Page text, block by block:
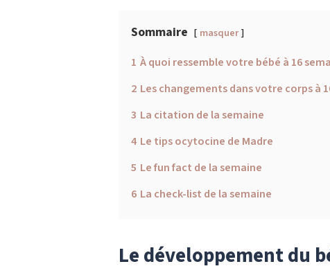
Sommaire masquer
1 À quoi ressemble votre bébé à 16
2 Les changements dans votre corps à
3 La citation de la semaine
4 Le tips ocytocine de Madre
5 Le fun fact de la semaine
6 La check-list de la semaine
Le développement du